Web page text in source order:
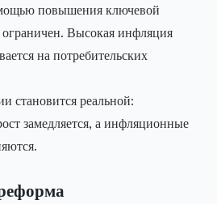
повышения ключевой
ограничен. Высокая инфляция
на потребительских
становится реальной:
замедляется, а инфляционные